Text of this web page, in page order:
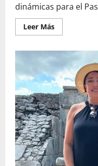
dinámicas para el
Leer MásLeer
más
Negra
reporta
un
aumento
de
157%
en
los
ingresos
respecto
a
la
temporada
anterior